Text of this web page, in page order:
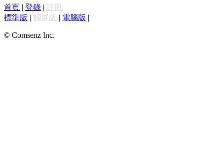
首頁 | 登錄 | 註冊
標準版 | 觸屏版 | 電腦版 |
© Comsenz Inc.